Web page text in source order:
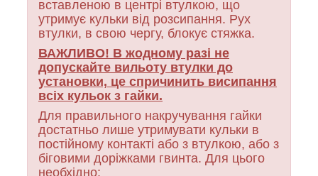
вставленою в центрі втулкою, що
утримує кульки від розсипання. Рух
втулки, в свою чергу, блокує стяжка.
ВАЖЛИВО! В жодному разі не
допускайте вильоту втулки до
установки, це спричинить висипання
всіх кульок з гайки.
Для правильного накручування гайки
достатньо лише утримувати кульки в
постійному контакті або з втулкою, або з
біговими доріжками гвинта. Для цього
необхідно: